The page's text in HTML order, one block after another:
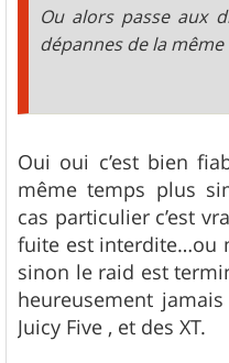
Ou alors passe aux
dépannes de la même
Oui oui c’est bien
même temps plus
cas particulier c’est
fuite est interdite…ou
sinon le raid est
heureusement
Juicy Five , et des XT.